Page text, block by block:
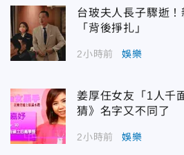
台玻夫人長子驟逝
「背後掙扎」
2小時前 娛樂
姜厚任女友「1人千
猜》名字又不同了
2小時前 娛樂